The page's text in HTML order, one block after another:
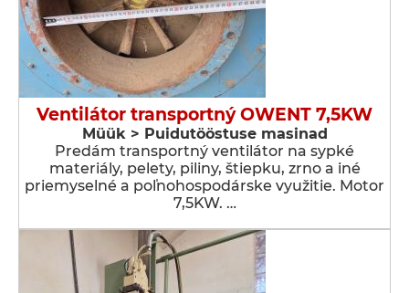
Ventilátor transportný OWENT 7,5KW
Müük > Puidutööstuse masinad
Predám transportný ventilátor na sypké
materiály, pelety, piliny, štiepku, zrno a iné
priemyselné a poľnohospodárske využitie. Motor
7,5KW. …